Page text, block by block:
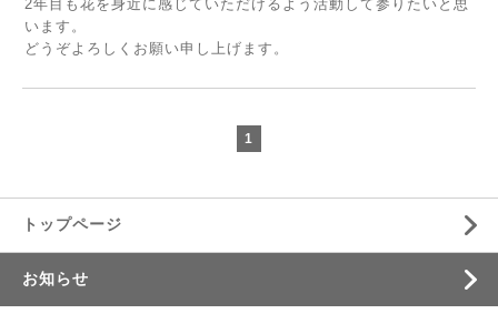
2年目も花を身近に感じていただけるよう活動して参りたいと思
います。
どうぞよろしくお願い申し上げます。
1
トップページ
お知らせ